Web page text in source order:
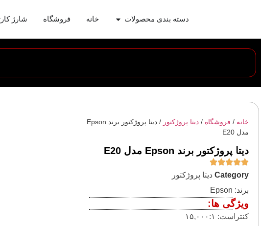
دسته بندی محصولات خانه فروشگاه شارژ
خانه / فروشگاه / دیتا پروژکتور
/ دیتا پروژکتور برند Epson
مدل E20
دیتا پروژکتور برند Epson مدل E20
Category دیتا پروژکتور
برند: Epson
ویژگی ها:
کنتراست: ۱۵,۰۰۰:۱